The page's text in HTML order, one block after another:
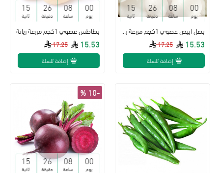
00
يوم
08
ساعة
26
دقيقة
14
ثانية
17.25 15.53
إضافة للسلة
00
يوم
08
ساعة
26
دقيقة
14
ثانية
بطاطس عضوي 1كجم مزرعة ريانة
17.25 15.53
إضافة للسلة
-10 %
00
يوم
08
ساعة
26
دقيقة
14
ثانية